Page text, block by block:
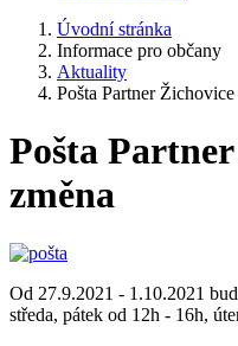
Úvodní stránka
Informace pro občany
Aktuality
Pošta Partner Žichovice
Pošta
změna
Od 27.9.2021 - 1.10.2021
středa, pátek od 12h - 16h,